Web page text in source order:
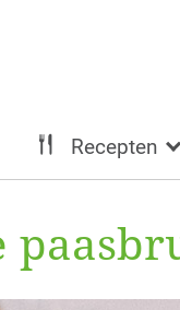
Recepten